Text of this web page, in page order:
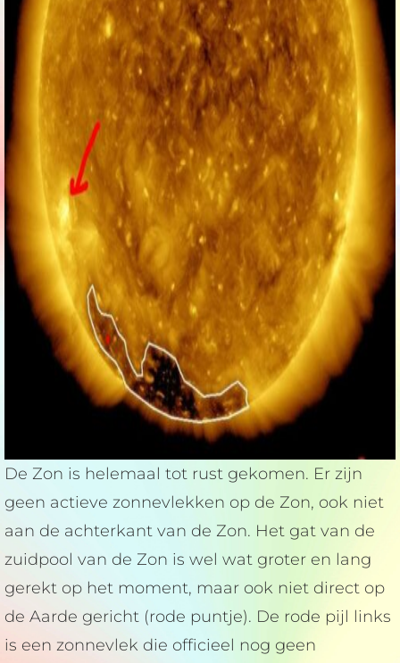
De Zon is helemaal tot rust gekomen. Er zijn
geen actieve zonnevlekken op de Zon, ook niet
aan de achterkant van de Zon. Het gat van de
zuidpool van de Zon is wel wat groter en lang
gerekt op het moment, maar ook niet direct op
de Aarde gericht (rode puntje). De rode pijl links
is een zonnevlek die officieel nog geen